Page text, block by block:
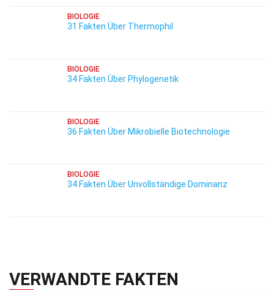
BIOLOGIE
31 Fakten Über Thermophil
BIOLOGIE
34 Fakten Über Phylogenetik
BIOLOGIE
36 Fakten Über Mikrobielle Biotechnologie
BIOLOGIE
34 Fakten Über Unvollständige Dominanz
VERWANDTE FAKTEN